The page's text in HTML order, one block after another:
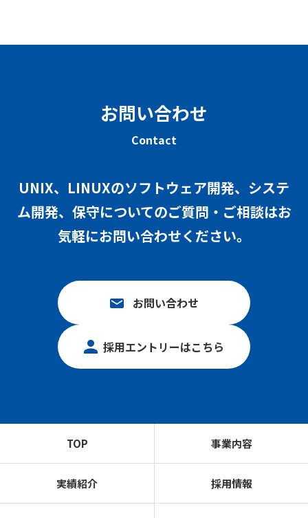
お問い合わせ
Contact
UNIX、LINUXのソフトウェア開発、システ
ム開発、保守についてのご質問・ご相談はお
気軽にお問い合わせください。
お問い合わせ
採用エントリーはこちら
TOP 事業内容
実績紹介 採用情報